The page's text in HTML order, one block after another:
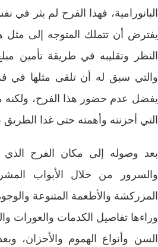
البانورامية، فهذا الفرح لم يثر
يفترض أن تتملك المتوجه إلى مثل
النظر وتقليبه في طريقة تأمين
والتي سبق له أن تلقى مثلها في
يفضل عدم حضور هذا الفرح، ولكنه
التي أحزنته وأهمته حتى غدا الطريق
بعد وصوله إلى مكان الفرح الذي
والسرور من خلال الأبواب
المزركشة والأطعمة المتنوعة
وراءها تفاصيل الكدمات والعورات
السن وأنواع الهموم والأحزان،